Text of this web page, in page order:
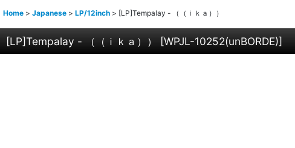
Home > Japanese > LP/12inch > [LP]Tempalay - （（ｉｋａ））
[LP]Tempalay - （（ｉｋａ）） [WPJL-10252(unBORDE)]